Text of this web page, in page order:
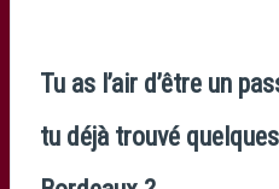
Tu as l’air d’être un
tu déjà trouvé